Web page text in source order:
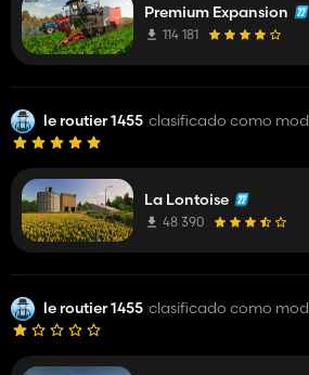
Premium Expansion
114 181
le routier 1455 clasificado como mod
La Lontoise
48 390
le routier 1455 clasificado como mod